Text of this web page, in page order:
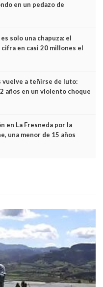
en un pedazo de
es solo una chapuza: el
en casi 20 millones el
que no cabían por los
vuelve a teñirse de luto:
años en un violento choque
en La Fresneda por la
una menor de 15 años